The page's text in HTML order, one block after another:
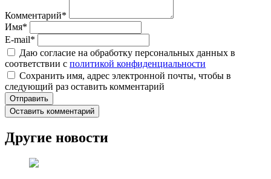
Комментарий*
Имя*
E-mail*
Даю согласие на обработку персональных данных в
соответствии с политикой конфиденциальности
Сохранить имя, адрес электронной почты, чтобы в
следующий раз оставить комментарий
Оставить комментарий
Другие новости